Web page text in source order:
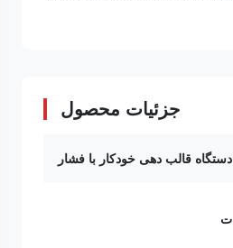
جزئیات محصول
دستگاه قالب دهی خودکار با فشار